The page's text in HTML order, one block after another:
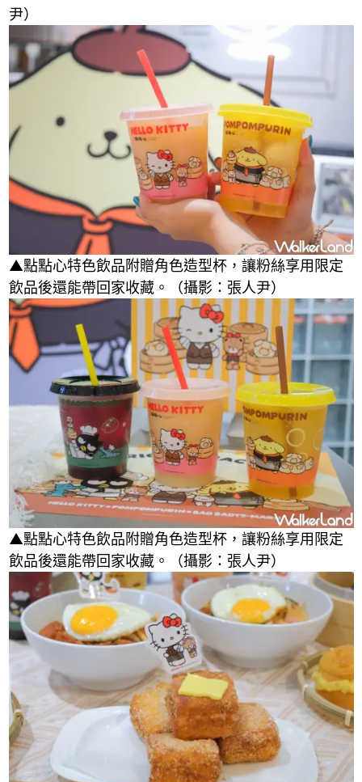
尹）
▲點點心特色飲品附贈角色造型杯，讓粉絲享用限定
飲品後還能帶回家收藏。（攝影：張人尹）
▲點點心特色飲品附贈角色造型杯，讓粉絲享用限定
飲品後還能帶回家收藏。（攝影：張人尹）